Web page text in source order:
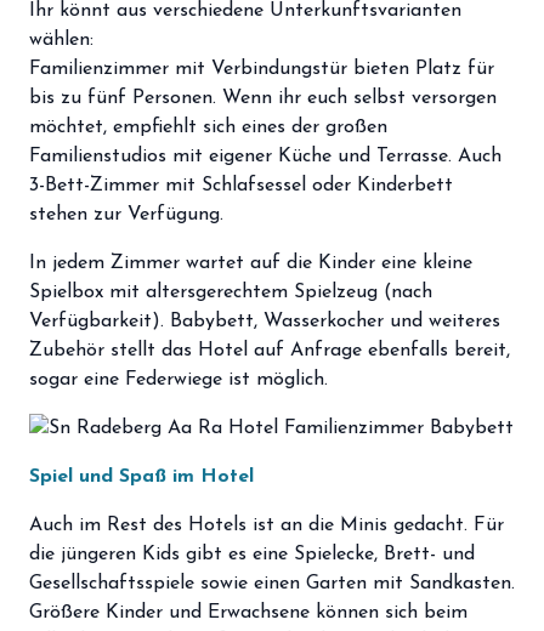
map
storefront Shop
loyalty Mitgliedschaft
handshake Partnerschaft
groups Entdecker Crew
login Anmelden / Registrieren
Ihr könnt aus verschiedene Unterkunftsvarianten
wählen:
Familienzimmer mit Verbindungstür bieten Platz für
bis zu fünf Personen. Wenn ihr euch selbst versorgen
möchtet, empfiehlt sich eines der großen
Familienstudios mit eigener Küche und Terrasse. Auch
3-Bett-Zimmer mit Schlafsessel oder Kinderbett
stehen zur Verfügung.
In jedem Zimmer wartet auf die Kinder eine kleine
Spielbox mit altersgerechtem Spielzeug (nach
Verfügbarkeit). Babybett, Wasserkocher und weiteres
Zubehör stellt das Hotel auf Anfrage ebenfalls bereit,
sogar eine Federwiege ist möglich.
Spiel und Spaß im Hotel
Auch im Rest des Hotels ist an die Minis gedacht. Für
die jüngeren Kids gibt es eine Spielecke, Brett- und
Gesellschaftsspiele sowie einen Garten mit Sandkasten.
Größere Kinder und Erwachsene können sich beim